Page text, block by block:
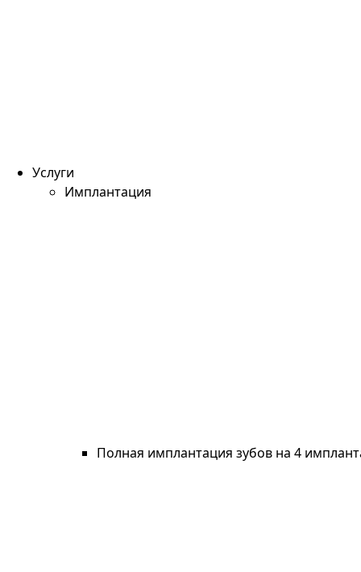
Услуги
Имплантация
Полная имплантация зубов на 4